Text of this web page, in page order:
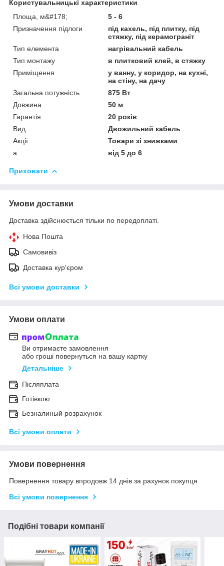
Користувальницькі характеристики
Площа, м&#178;
5 - 6
Призначення підлоги
під кахель, під плитку, під
стяжку, під керамограніт
Тип елемента
нагрівальний кабель
Тип монтажу
в плитковий клей, в стяжку
Приміщення
у ванну, у коридор, на кухні,
на стіну, на дачу
Загальна потужність
875 Вт
Довжина
50 м
Гарантія
20 років
Вид
Двожильний кабель
Акції
Товари зі знижками
а
від 5 до 6
Приховати
Умови доставки
Доставка здійснюється тільки по передоплаті.
Нова Пошта
Самовивіз
Доставка кур'єром
Всі умови доставки
Умови оплати
Ви отримаєте замовлення
або гроші повернуться на вашу картку
Детальніше
Післяплата
Готівкою
Безналиный розрахунок
Всі умови оплати
Умови повернення
Повернення товару впродовж 14 днів за рахунок покупця
Всі умови повернення
Подібні товари компанії